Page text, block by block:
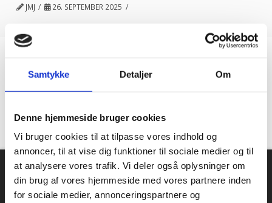
Samtykke Detaljer Om
Denne hjemmeside bruger cookies
Vi bruger cookies til at tilpasse vores indhold og
annoncer, til at vise dig funktioner til sociale medier og til
at analysere vores trafik. Vi deler også oplysninger om
din brug af vores hjemmeside med vores partnere inden
for sociale medier, annonceringspartnere og
JMJ 26. SEPTEMBER 2025
Kundetilfredshed
“Altid flinke og hjælpsom”
Vurderet af Georg
Om Industriopvasker.dk
Danmarks største sortiment, mange forskellige producenter
og en massiv erfaring indenfor industriopvaskemaskiner.